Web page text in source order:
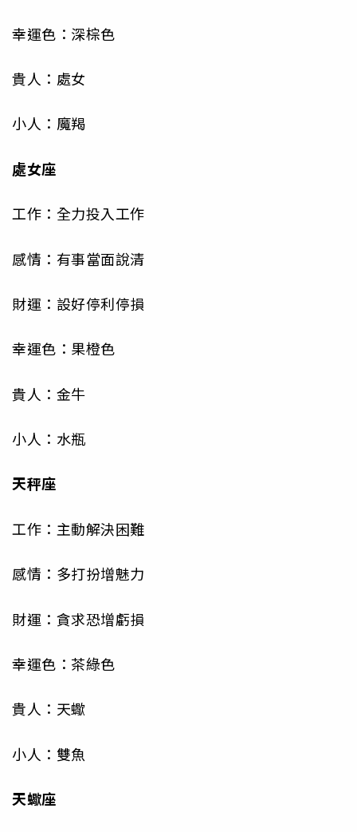
幸運色：深棕色
貴人：處女
小人：魔羯
處女座
工作：全力投入工作
感情：有事當面說清
財運：設好停利停損
幸運色：果橙色
貴人：金牛
小人：水瓶
天秤座
工作：主動解決困難
感情：多打扮增魅力
財運：貪求恐增虧損
幸運色：茶綠色
貴人：天蠍
小人：雙魚
天蠍座